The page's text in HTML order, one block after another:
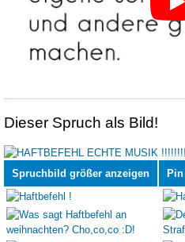
Dieser Spruch als Bild!
Spruchbild größer anzeigen